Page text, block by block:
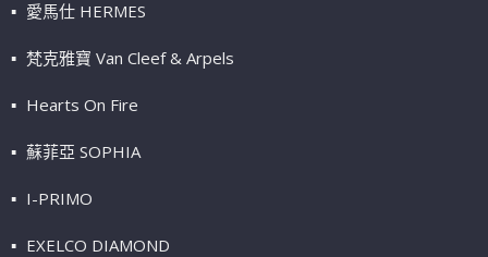
愛馬仕 HERMES
梵克雅寶 Van Cleef & Arpels
Hearts On Fire
蘇菲亞 SOPHIA
I-PRIMO
EXELCO DIAMOND